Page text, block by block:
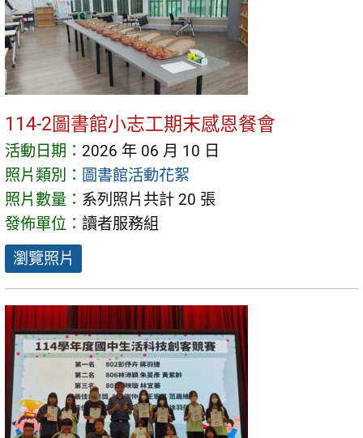
114-2圖書館小志工期末感恩餐會
活動日期： 2026 年 06 月 10 日
照片類別： 圖書館活動花絮
照片數量： 系列照片共計 20 張
發佈單位： 讀者服務組
瀏覽照片